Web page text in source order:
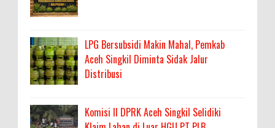
LPG Bersubsidi Makin Mahal, Pemkab
Aceh Singkil Diminta Sidak Jalur
Distribusi
Komisi II DPRK Aceh Singkil Selidiki